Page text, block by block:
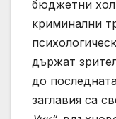
бюджетни
криминални
държат
до
заглавия са